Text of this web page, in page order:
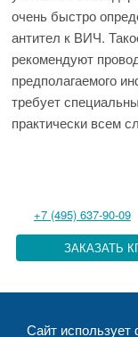
очень быстро
антител к ВИЧ.
рекомендуют
предполагаемого
требует
практически всем
+7 (495) 637-90-09
ЗАКАЗАТЬ
Сайт